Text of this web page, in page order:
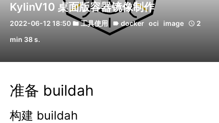
KylinV10 桌面版容器镜像制作
2022-06-12 18:50 folder 工具使用 label docker oci image schedule 2
min 38 s.
准备 buildah
构建 buildah